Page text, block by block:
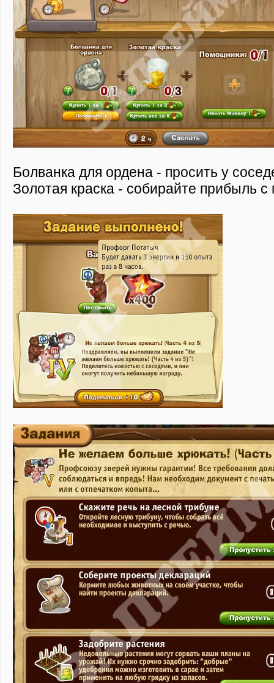
Болванка для ордена - просить у
Золотая краска - собирайте прибыль с